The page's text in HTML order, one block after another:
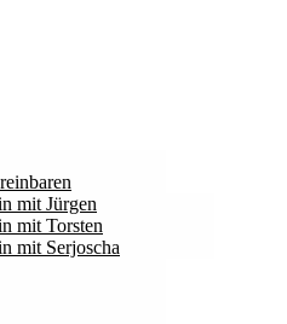
mit Jürgen
mit Torsten
mit Serjoscha